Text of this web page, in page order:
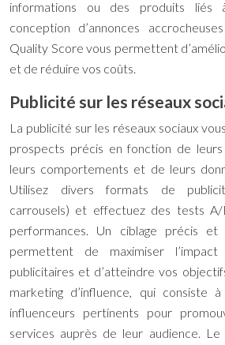
informations ou des produits
conception d’annonces
Quality Score vous permettent
et de réduire vos coûts.
Publicité sur les réseaux
La publicité sur les réseaux sociaux
prospects précis en fonction de
leurs comportements et de leurs
Utilisez divers formats de
carrousels) et effectuez des tests
performances. Un ciblage précis
permettent de maximiser
publicitaires et d’atteindre vos
marketing d’influence, qui consiste
influenceurs pertinents pour
services auprès de leur audience. Le